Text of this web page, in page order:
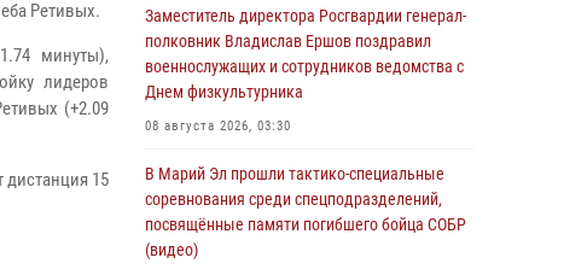
Ретивых.
минуты),
лидеров
(+2.09
15
Заместитель директора Росгвардии генерал-
полковник Владислав Ершов поздравил
военнослужащих и сотрудников ведомства с
Днем физкультурника
08 августа 2026, 03:30
В Марий Эл прошли тактико-специальные
соревнования среди спецподразделений,
посвящённые памяти погибшего бойца СОБР
(видео)